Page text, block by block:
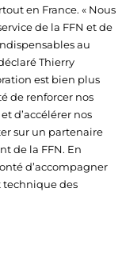
en France. « Nous
de la FFN et de
au
Thierry
est bien plus
de renforcer nos
d’accélérer nos
sur un partenaire
de la FFN. En
d’accompagner
des